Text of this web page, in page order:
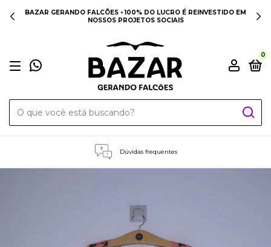
BAZAR GERANDO FALCÕES • 100% DO LUCRO É REINVESTIDO EM
NOSSOS PROJETOS SOCIAIS
0
Dúvidas frequentes